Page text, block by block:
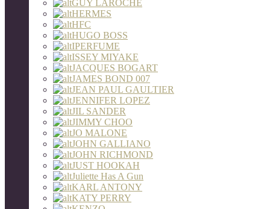
GUY LAROCHE
HERMES
HFC
HUGO BOSS
IPERFUME
ISSEY MIYAKE
JACQUES BOGART
JAMES BOND 007
JEAN PAUL GAULTIER
JENNIFER LOPEZ
JIL SANDER
JIMMY CHOO
JO MALONE
JOHN GALLIANO
JOHN RICHMOND
JUST HOOKAH
Juliette Has A Gun
KARL ANTONY
KATY PERRY